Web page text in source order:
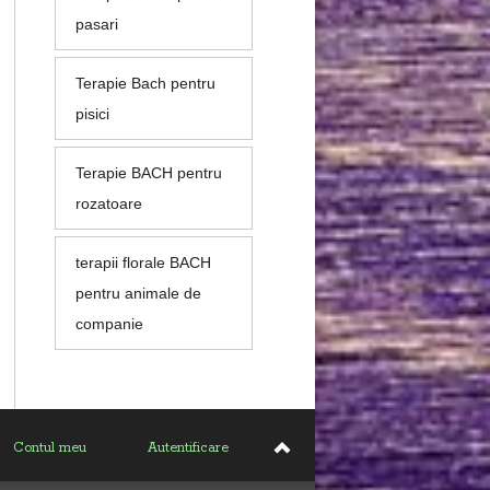
pasari
Terapie Bach pentru
pisici
Terapie BACH pentru
rozatoare
terapii florale BACH
pentru animale de
companie
Contul meu Autentificare